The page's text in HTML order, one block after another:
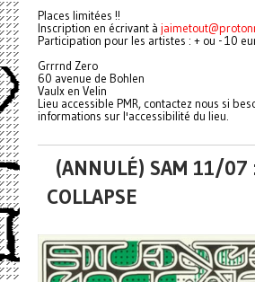
Places limitées !!
Inscription en écrivant à
Participation pour les artistes : + ou - 10
Grrrnd Zero
60 avenue de Bohlen
Vaulx en Velin
Lieu accessible PMR, contactez nous si
informations sur l'accessibilité du lieu.
(ANNULÉ) SAM 11/07
COLLAPSE